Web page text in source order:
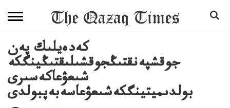
كەدەيلىك پەن
جوقشپەنقتىڭجوقشىلىقتىڭينگكە
شىعۋعاكەسىرى
بولدىميتينگكەشىعۋعاسەبەپبولدى